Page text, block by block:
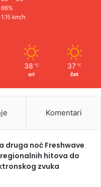
66%
1.15 km/h
38 ℃
sri
37 ℃
čet
Komentari
druga noć Freshwave
hitova do
zvuka